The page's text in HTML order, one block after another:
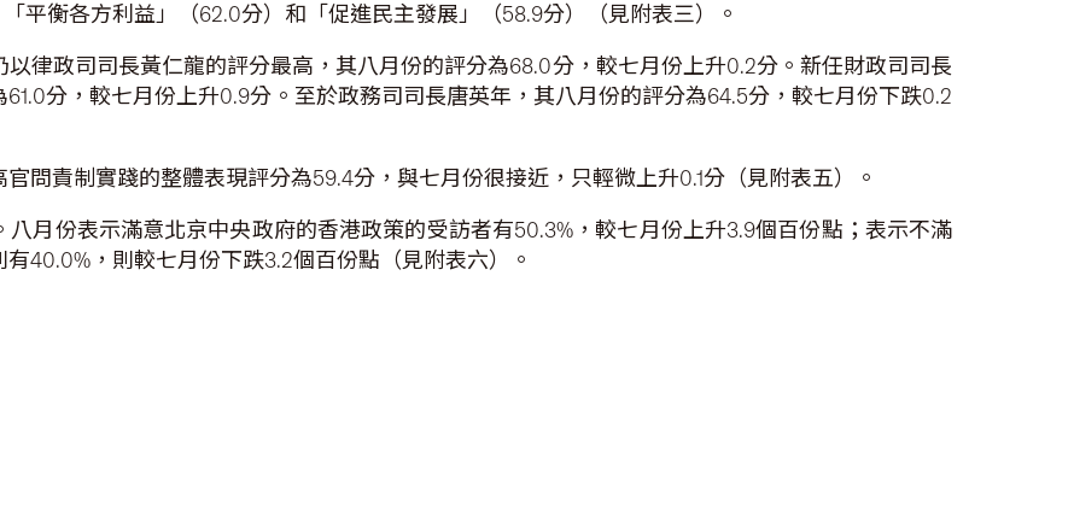
平衡各方利益」（62.0分）和「促進民主發展」（58.9分）（見附表三）。
以律政司司長黃仁龍的評分最高，其八月份的評分為68.0分，較七月份上升0.2分。新任財政司司長
分，較七月份上升0.9分。至於政務司司長唐英年，其八月份的評分為64.5分，較七月份下跌0.2
問責制實踐的整體表現評分為59.4分，與七月份很接近，只輕微上升0.1分（見附表五）。
八月份表示滿意北京中央政府的香港政策的受訪者有50.3%，較七月份上升3.9個百份點；表示不滿
40.0%，則較七月份下跌3.2個百份點（見附表六）。